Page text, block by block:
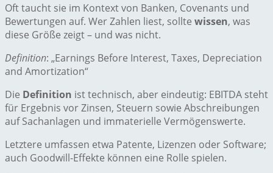
Oft taucht sie im Kontext von Banken, Covenants und
Bewertungen auf. Wer Zahlen liest, sollte wissen, was
diese Größe zeigt – und was nicht.
Definition: „Earnings Before Interest, Taxes, Depreciation
and Amortization“
Die Definition ist technisch, aber eindeutig: EBITDA steht
für Ergebnis vor Zinsen, Steuern sowie Abschreibungen
auf Sachanlagen und immaterielle Vermögenswerte.
Letztere umfassen etwa Patente, Lizenzen oder Software;
auch Goodwill-Effekte können eine Rolle spielen.